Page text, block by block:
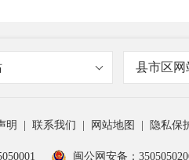
县市区网
明 联系我们 网站地图 隐私保
闽公网安备：